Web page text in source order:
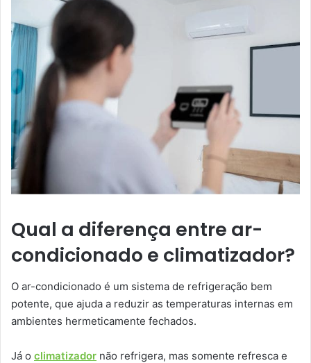
Qual a diferença entre ar-
condicionado e climatizador?
O ar-condicionado é um sistema de refrigeração bem
potente, que ajuda a reduzir as temperaturas internas em
ambientes hermeticamente fechados.
Já o climatizador não refrigera, mas somente refresca e